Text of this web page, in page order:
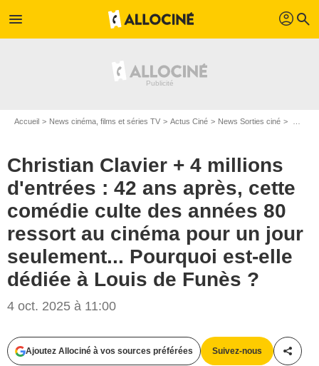
menu profil search
Accueil News cinéma, films et séries TV Actus Ciné News Sorties ciné
Christian Clavier + 4 millions
d'entrées : 42 ans après, cette
comédie culte des années 80
ressort au cinéma pour un jour
seulement... Pourquoi est-elle
dédiée à Louis de Funès ?
4 oct. 2025 à 11:00
Ajoutez Allociné à vos sources préférées Suivez-nous